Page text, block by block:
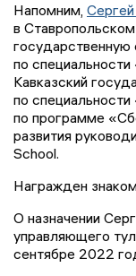
Напомним, Сергей
в
по
Кавказский
по
по программе
развития
School.
Награжден
О назначении
управляющего
сентябре 2022